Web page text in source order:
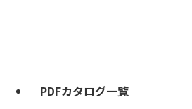
PDFカタログ一覧